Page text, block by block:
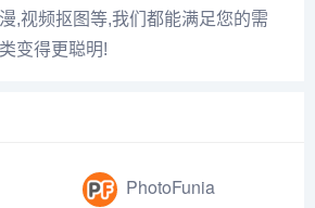
,视频抠图等,我们都能满足您的需
变得更聪明!
PhotoFunia